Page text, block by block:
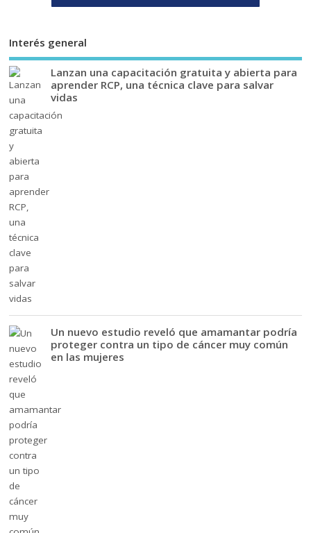
Interés general
Lanzan una capacitación gratuita y abierta para
aprender RCP, una técnica clave para salvar
vidas
Un nuevo estudio reveló que amamantar podría
proteger contra un tipo de cáncer muy común
en las mujeres